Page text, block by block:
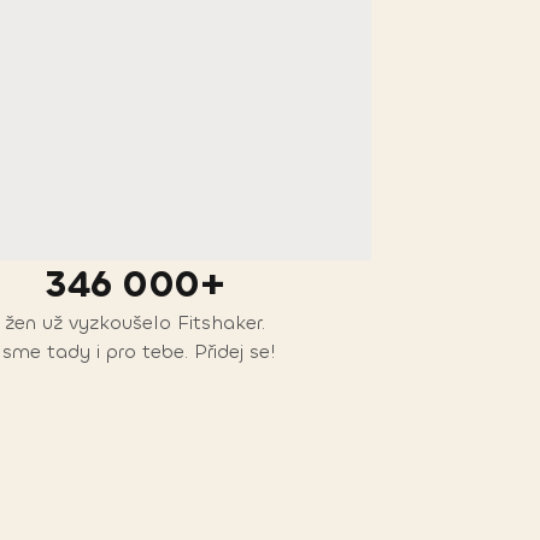
346 000+
žen už vyzkoušelo Fitshaker.
tady i pro tebe. Přidej se!